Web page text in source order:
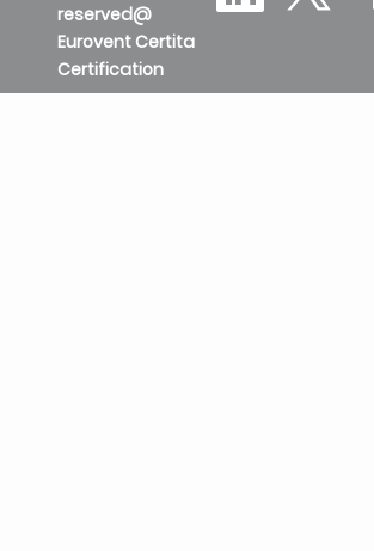
reserved@
Eurovent Certita
Certification